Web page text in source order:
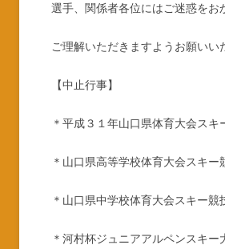
選手、関係者各位にはご迷惑をお
ご理解いただきますようお願いい
【中止行事】
＊平成３１年山口県体育大会スキ
＊山口県高等学校体育大会スキー
＊山口県中学校体育大会スキー競
＊河村杯ジュニアアルペンスキー